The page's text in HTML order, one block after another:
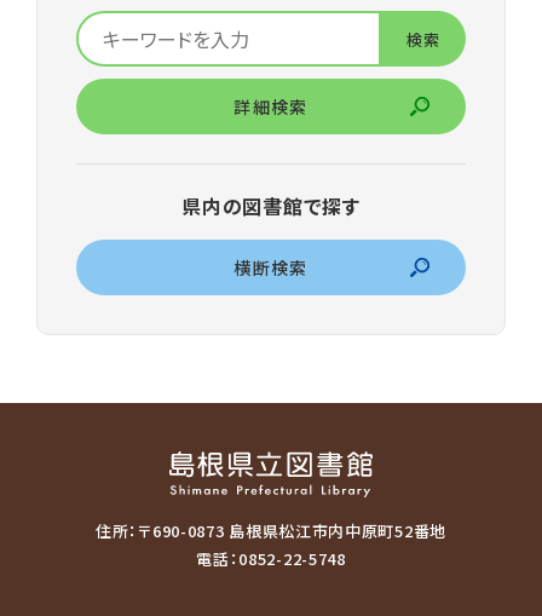
詳細検索
県内の図書館で探す
横断検索
住所：〒690-0873 島根県松江市内中原町52番地
電話：0852-22-5748